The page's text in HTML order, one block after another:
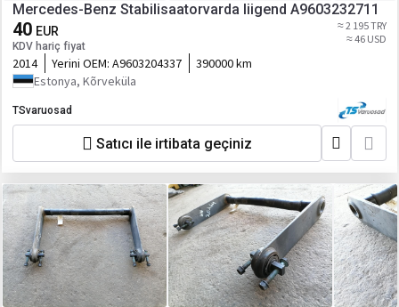
Mercedes-Benz Stabilisaatorvarda liigend A9603232711
40 EUR
KDV hariç fiyat
≈ 2 195 TRY
≈ 46 USD
2014 Yerini OEM: A9603204337
390000 km
Estonya, Kõrveküla
TSvaruosad
Satıcı ile irtibata geçiniz